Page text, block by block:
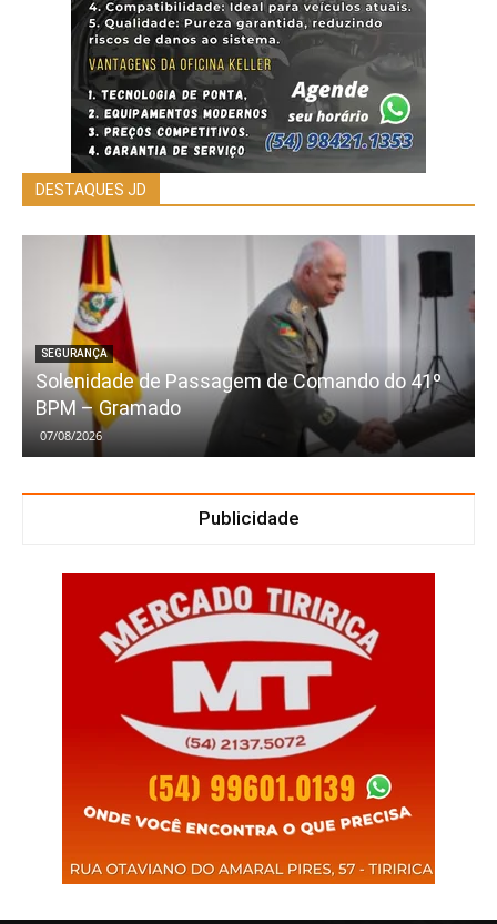
DESTAQUES JD
SEGURANÇA
Solenidade de Passagem de Comando do 41º
BPM – Gramado
07/08/2026
Publicidade